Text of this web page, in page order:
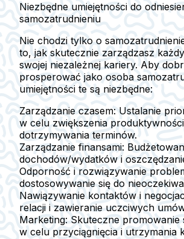
Niezbędne umiejętności do
samozatrudnieniu
Nie chodzi tylko o
to, jak skutecznie zarządzasz
swojej niezależnej kariery. Aby
prosperować jako osoba
umiejętności te są niezbędne:
Zarządzanie czasem: Ustalanie
w celu zwiększenia
dotrzymywania terminów.
Zarządzanie finansami:
dochodów/wydatków i
Odporność i rozwiązywanie
dostosowywanie się do
Nawiązywanie kontaktów i
relacji i zawieranie uczciwych
Marketing: Skuteczne promowanie
w celu przyciągnięcia i utrzymania